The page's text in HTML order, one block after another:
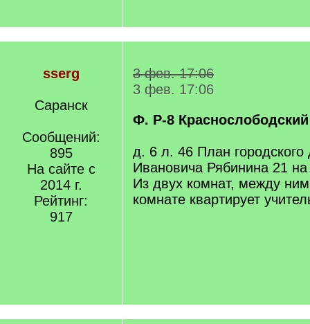
sserg
Саранск
Сообщений:
895
На сайте с
2014 г.
Рейтинг:
917
3 фев. 17:06
3 фев. 17:06
Ф. Р-8 Краснослободский
д. 6 л. 46 План городского
Ивановича Рябинина 21
Из двух комнат, между
комнате квартирует